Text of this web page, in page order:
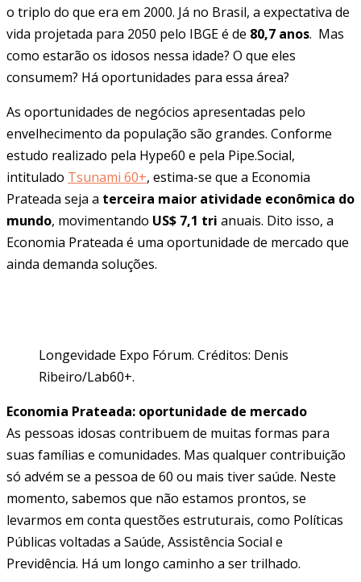
o triplo do que era em 2000. Já no Brasil, a expectativa de
vida projetada para 2050 pelo IBGE é de 80,7 anos. Mas
como estarão os idosos nessa idade? O que eles
consumem? Há oportunidades para essa área?
As oportunidades de negócios apresentadas pelo
envelhecimento da população são grandes. Conforme
estudo realizado pela Hype60 e pela Pipe.Social,
intitulado Tsunami 60+, estima-se que a Economia
Prateada seja a terceira maior atividade econômica do
mundo, movimentando US$ 7,1 tri anuais. Dito isso, a
Economia Prateada é uma oportunidade de mercado que
ainda demanda soluções.
Longevidade Expo Fórum. Créditos: Denis
Ribeiro/Lab60+.
Economia Prateada: oportunidade de mercado
As pessoas idosas contribuem de muitas formas para
suas famílias e comunidades. Mas qualquer contribuição
só advém se a pessoa de 60 ou mais tiver saúde. Neste
momento, sabemos que não estamos prontos, se
levarmos em conta questões estruturais, como Políticas
Públicas voltadas a Saúde, Assistência Social e
Previdência. Há um longo caminho a ser trilhado.